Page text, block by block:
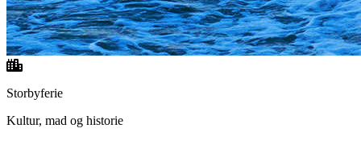
Storbyferie
Kultur, mad og historie